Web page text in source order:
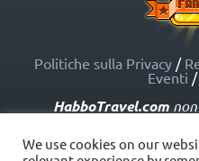
Politiche sulla Privacy /
Eventi /
HabboTravel.comnon
dalle società affiliate.
marchi registrati e altre
We use cookies on our